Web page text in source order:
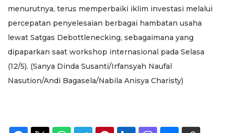
menurutnya, terus memperbaiki iklim investasi melalui
percepatan penyelesaian berbagai hambatan usaha
lewat Satgas Debottlenecking, sebagaimana yang
dipaparkan saat workshop internasional pada Selasa
(12/5). (Sanya Dinda Susanti/Irfansyah Naufal
Nasution/Andi Bagasela/Nabila Anisya Charisty)